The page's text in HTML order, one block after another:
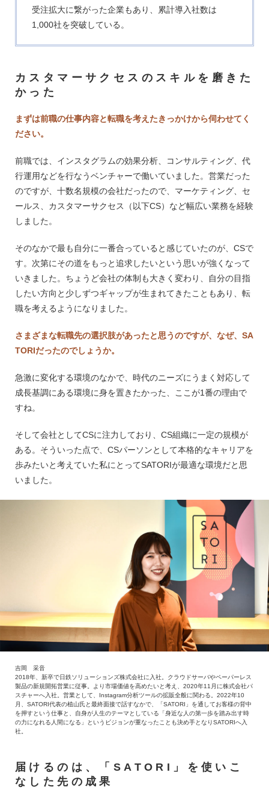
受注拡大に繋がった企業もあり、累計導入社数は
1,000社を突破している。
カスタマーサクセスのスキルを磨きた
かった
まずは前職の仕事内容と転職を考えたきっかけから伺わせてく
ださい。
前職では、インスタグラムの効果分析、コンサルティング、代
行運用などを行なうベンチャーで働いていました。営業だった
のですが、十数名規模の会社だったので、マーケティング、セ
ールス、カスタマーサクセス（以下CS）など幅広い業務を経験
しました。
そのなかで最も自分に一番合っていると感じていたのが、CSで
す。次第にその道をもっと追求したいという思いが強くなって
いきました。ちょうど会社の体制も大きく変わり、自分の目指
したい方向と少しずつギャップが生まれてきたこともあり、転
職を考えるようになりました。
さまざまな転職先の選択肢があったと思うのですが、なぜ、SA
TORIだったのでしょうか。
急激に変化する環境のなかで、時代のニーズにうまく対応して
成長基調にある環境に身を置きたかった、ここが1番の理由で
すね。
そして会社としてCSに注力しており、CS組織に一定の規模が
ある。そういった点で、CSパーソンとして本格的なキャリアを
歩みたいと考えていた私にとってSATORIが最適な環境だと思
いました。
吉岡 采音
2018年、新卒で日鉄ソリューションズ株式会社に入社。クラウドサーバやペーパーレス
製品の新規開拓営業に従事。より市場価値を高めたいと考え、2020年11月に株式会社パ
スチャーへ入社。営業として、Instagram分析ツールの拡販全般に関わる。2022年10
月、SATORI代表の植山氏と最終面接で話すなかで、「SATORI」を通してお客様の背中
を押すという仕事と、自身が人生のテーマとしている「身近な人の第一歩を踏み出す時
の力になれる人間になる」というビジョンが重なったことも決め手となりSATORIへ入
社。
届けるのは、「SATORI」を使いこ
なした先の成果